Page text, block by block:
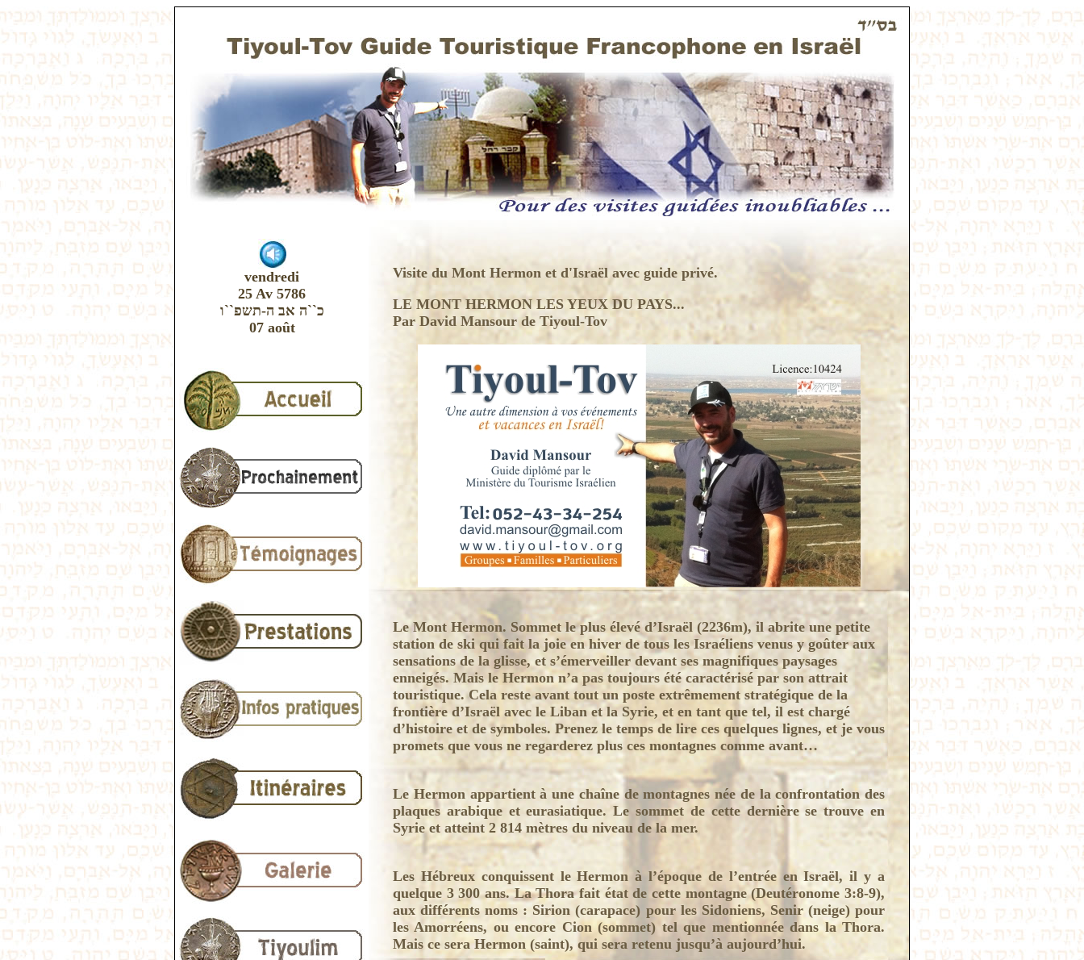
vendredi
25 Av 5786
כ``ה אב ה-תשפ``ו
07 août
Visite du Mont Hermon et d'Israël avec guide privé.
LE MONT HERMON LES YEUX DU PAYS...
Par David Mansour de Tiyoul-Tov
Le Mont Hermon. Sommet le plus élevé d’Israël (2236m), il abrite une petite
station de ski qui fait la joie en hiver de tous les Israéliens venus y goûter aux
sensations de la glisse, et s’émerveiller devant ses magnifiques paysages
enneigés. Mais le Hermon n’a pas toujours été caractérisé par son attrait
touristique. Cela reste avant tout un poste extrêmement stratégique de la
frontière d’Israël avec le Liban et la Syrie, et en tant que tel, il est chargé
d’histoire et de symboles. Prenez le temps de lire ces quelques lignes, et je vous
promets que vous ne regarderez plus ces montagnes comme avant…
Le Hermon appartient à une chaîne de montagnes née de la confrontation des
plaques arabique et eurasiatique. Le sommet de cette dernière se trouve en
Syrie et atteint 2 814 mètres du niveau de la mer.
Les Hébreux conquissent le Hermon à l’époque de l’entrée en Israël, il y a
quelque 3 300 ans. La Thora fait état de cette montagne (Deutéronome 3:8-9),
aux différents noms : Sirion (carapace) pour les Sidoniens, Senir (neige) pour
les Amorréens, ou encore Cion (sommet) tel que mentionnée dans la Thora.
Mais ce sera Hermon (saint), qui sera retenu jusqu’à aujourd’hui.